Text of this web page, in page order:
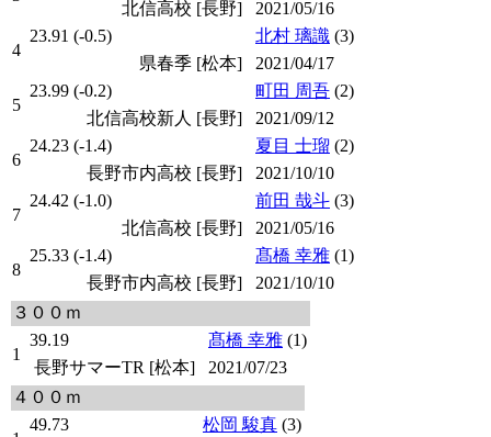
北信高校 [長野]
2021/05/16
4
23.91 (-0.5) 北村 璃識 (3)
県春季 [松本]
2021/04/17
5
23.99 (-0.2) 町田 周吾 (2)
北信高校新人 [長野]
2021/09/12
6
24.23 (-1.4) 夏目 士瑠 (2)
長野市内高校 [長野]
2021/10/10
7
24.42 (-1.0) 前田 哉斗 (3)
北信高校 [長野]
2021/05/16
8
25.33 (-1.4) 髙橋 幸雅 (1)
長野市内高校 [長野]
2021/10/10
３００ｍ
1
39.19 髙橋 幸雅 (1)
長野サマーTR [松本]
2021/07/23
４００ｍ
49.73 松岡 駿真 (3)